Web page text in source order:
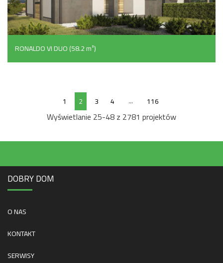
RONALDO VI DUO (58.2 m²)
1 2 3 4 ... 116
Wyświetlanie 25-48 z 2781 projektów
DOBRY DOM
O NAS
KONTAKT
SERWISY